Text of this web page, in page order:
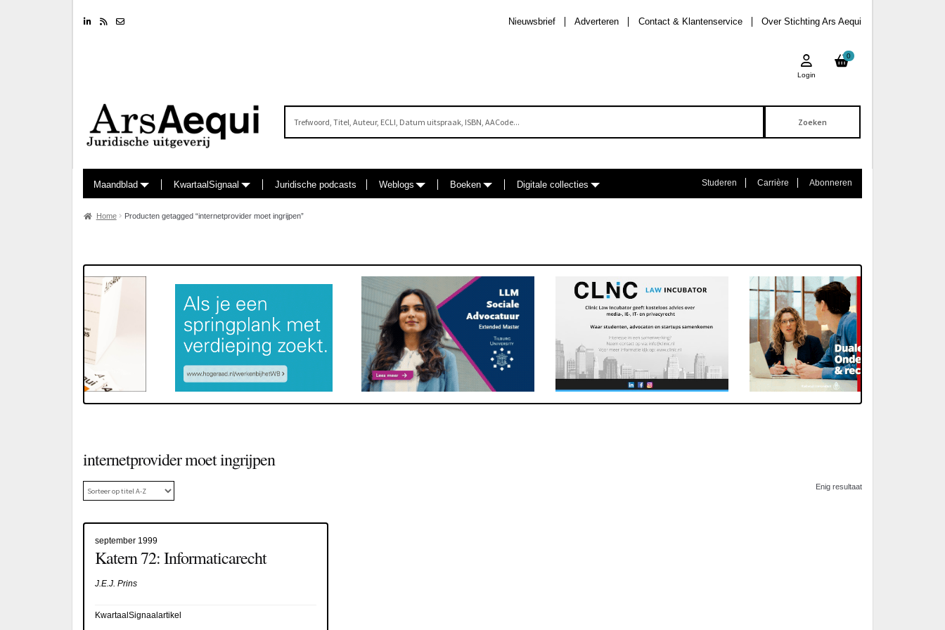
LinkedinRSS feed Over Stichting Ars Aequi
Contact & Klantenservice
Adverteren
Nieuwsbrief
0
Login
Maandblad KwartaalSignaal Juridische podcasts Weblogs Boeken Digitale collecties Studeren Carrière Abonneren
Home Producten getagged “internetprovider moet ingrijpen”
internetprovider moet ingrijpen
Enig resultaat
september 1999
Katern 72: Informaticarecht
J.E.J. Prins
KwartaalSignaalartikel